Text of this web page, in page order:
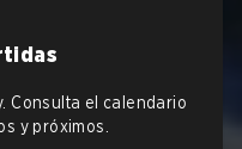
Consulta el calendario
y próximos.